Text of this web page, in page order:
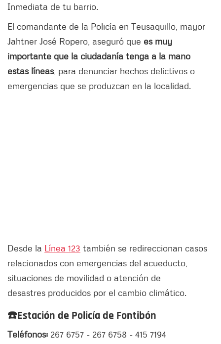
Inmediata de tu barrio.
El comandante de la Policía en Teusaquillo, mayor
Jahtner José Ropero, aseguró que es muy
importante que la ciudadanía tenga a la mano
estas líneas, para denunciar hechos delictivos o
emergencias que se produzcan en la localidad.
Desde la Línea 123 también se redireccionan casos
relacionados con emergencias del acueducto,
situaciones de movilidad o atención de
desastres producidos por el cambio climático.
☎️Estación de Policía de Fontibón
Teléfonos: 267 6757 - 267 6758 - 415 7194